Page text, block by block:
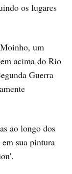
os lugares
um
acima do Rio
Guerra
ao longo dos
sua pintura